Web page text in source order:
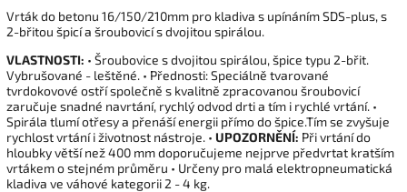
Vrták do betonu 16/150/210mm pro kladiva s upínáním SDS-plus, s
2-břitou špicí a šroubovicí s dvojitou spirálou.
VLASTNOSTI: • Šroubovice s dvojitou spirálou, špice typu 2-břit.
Vybrušované - leštěné. • Přednosti: Speciálně tvarované
tvrdokovové ostří společně s kvalitně zpracovanou šroubovicí
zaručuje snadné navrtání, rychlý odvod drti a tím i rychlé vrtání. •
Spirála tlumí otřesy a přenáší energii přímo do špice.Tím se zvyšuje
rychlost vrtání i životnost nástroje. • UPOZORNĚNÍ: Při vrtání do
hloubky větší než 400 mm doporučujeme nejprve předvrtat kratším
vrtákem o stejném průměru • Určeny pro malá elektropneumatická
kladiva ve váhové kategorii 2 - 4 kg.